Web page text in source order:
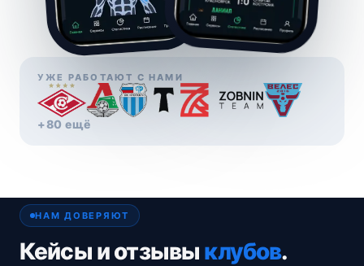
УЖЕ РАБОТАЮТ С НАМИ
+80 ещё
НАМ ДОВЕРЯЮТ
Кейсы и отзывы клубов.